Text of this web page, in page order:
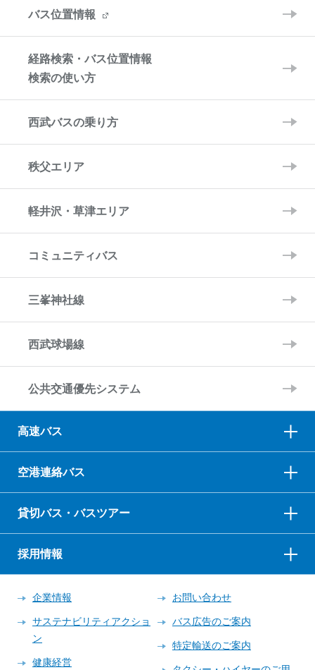
バス位置情報
経路検索・バス位置情報
検索の使い方
西武バスの乗り方
秩父エリア
軽井沢・草津エリア
コミュニティバス
三峯神社線
西武球場線
公共交通優先システム
高速バス
空港連絡バス
貸切バス・バスツアー
採用情報
企業情報
サステナビリティアクショ
ン
健康経営
お問い合わせ
バス広告のご案内
特定輸送のご案内